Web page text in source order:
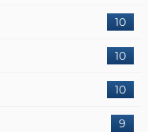
10
10
10
9